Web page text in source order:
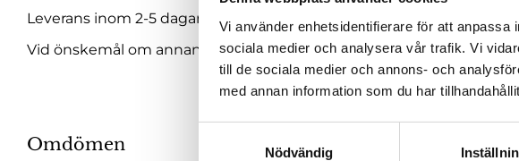
Vi använder enhetsidentifierare för att anpassa
sociala medier och analysera vår trafik. Vi
till de sociala medier och annons- och
med annan information som du har
Nödvändig
Leverans inom 2-5 dagar.
Vid önskemål om annan längd, vänligen maila oss om pris och
Omdömen